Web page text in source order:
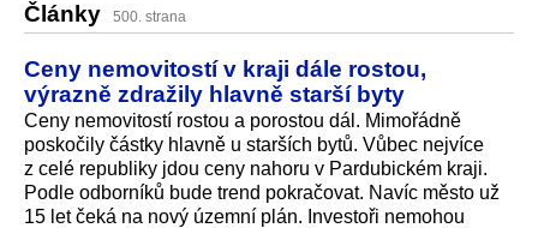
Články 500. strana
Ceny nemovitostí v kraji dále rostou,
výrazně zdražily hlavně starší byty
Ceny nemovitostí rostou a porostou dál. Mimořádně
poskočily částky hlavně u starších bytů. Vůbec nejvíce
z celé republiky jdou ceny nahoru v Pardubickém kraji.
Podle odborníků bude trend pokračovat. Navíc město už
15 let čeká na nový územní plán. Investoři nemohou